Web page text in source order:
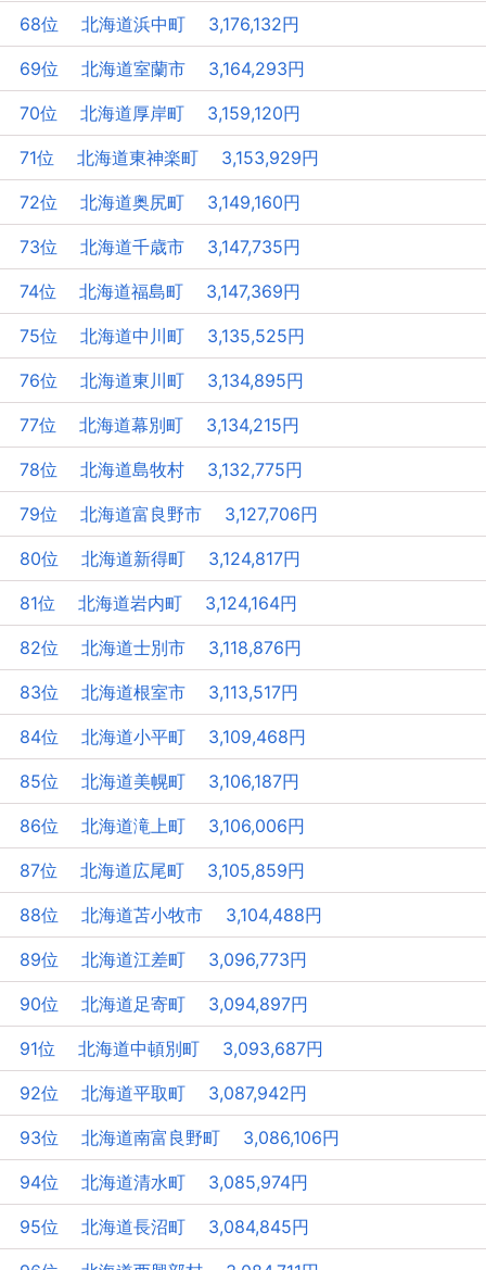
68位 北海道浜中町 3,176,132円
69位 北海道室蘭市 3,164,293円
70位 北海道厚岸町 3,159,120円
71位 北海道東神楽町 3,153,929円
72位 北海道奥尻町 3,149,160円
73位 北海道千歳市 3,147,735円
74位 北海道福島町 3,147,369円
75位 北海道中川町 3,135,525円
76位 北海道東川町 3,134,895円
77位 北海道幕別町 3,134,215円
78位 北海道島牧村 3,132,775円
79位 北海道富良野市 3,127,706円
80位 北海道新得町 3,124,817円
81位 北海道岩内町 3,124,164円
82位 北海道士別市 3,118,876円
83位 北海道根室市 3,113,517円
84位 北海道小平町 3,109,468円
85位 北海道美幌町 3,106,187円
86位 北海道滝上町 3,106,006円
87位 北海道広尾町 3,105,859円
88位 北海道苫小牧市 3,104,488円
89位 北海道江差町 3,096,773円
90位 北海道足寄町 3,094,897円
91位 北海道中頓別町 3,093,687円
92位 北海道平取町 3,087,942円
93位 北海道南富良野町 3,086,106円
94位 北海道清水町 3,085,974円
95位 北海道長沼町 3,084,845円